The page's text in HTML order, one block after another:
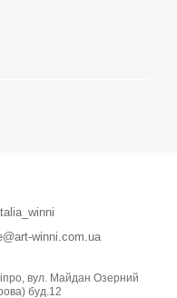
winni.com.ua
вул. Майдан Озерний
буд.12